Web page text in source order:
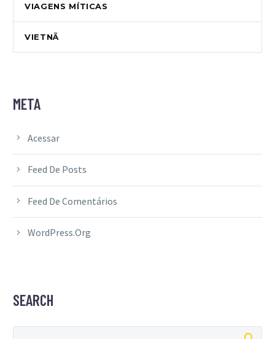
VIAGENS MÍTICAS
VIETNÃ
META
Acessar
Feed De Posts
Feed De Comentários
WordPress.org
SEARCH